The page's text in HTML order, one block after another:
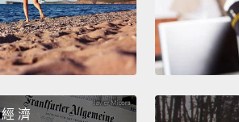
See what Andy's doing.
去看看 Andy 過得如何。
Yeah, we should.
對啊，應該要去看看的。
經 濟